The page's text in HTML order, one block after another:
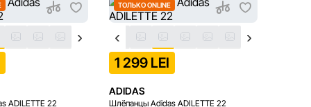
ADILETTE 22
ТОЛЬКО ONLINE
1 299 LEI
ADIDAS
Шлёпанцы Adidas ADILETTE 22